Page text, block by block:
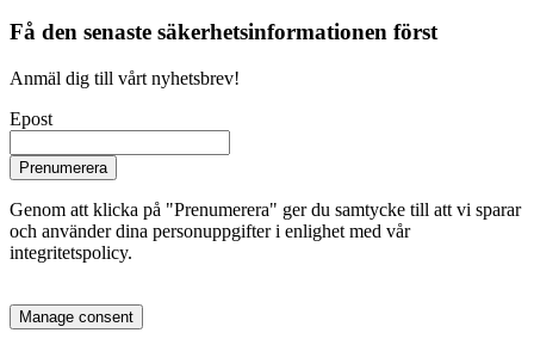
Få den senaste säkerhetsinformationen först
Anmäl dig till vårt nyhetsbrev!
Epost
Prenumerera
Genom att klicka på "Prenumerera" ger du samtycke till att vi sparar
och använder dina personuppgifter i enlighet med vår
integritetspolicy.
Manage consent